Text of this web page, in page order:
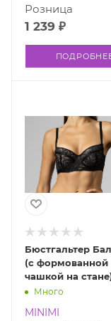
1 239 ₽
Розница
Бюстгальтер
(с формованной
чашкой на
3164L DESIDERIO
Много
MINIMI